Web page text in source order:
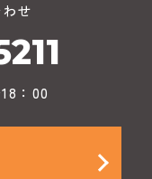
せ
：00